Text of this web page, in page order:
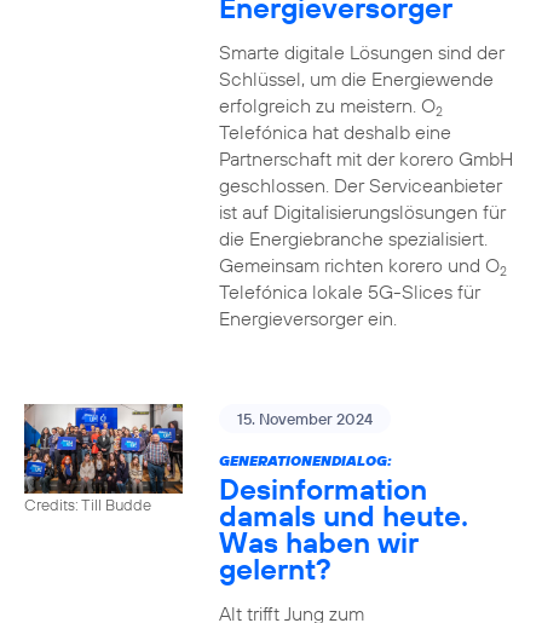
Energieversorger
Smarte digitale Lösungen sind der
Schlüssel, um die Energiewende
erfolgreich zu meistern. O2
Telefónica hat deshalb eine
Partnerschaft mit der korero GmbH
geschlossen. Der Serviceanbieter
ist auf Digitalisierungslösungen für
die Energiebranche spezialisiert.
Gemeinsam richten korero und O2
Telefónica lokale 5G-Slices für
Energieversorger ein.
Credits: Till Budde
15. November 2024
GENERATIONENDIALOG:
Desinformation
damals und heute.
Was haben wir
gelernt?
Alt trifft Jung zum